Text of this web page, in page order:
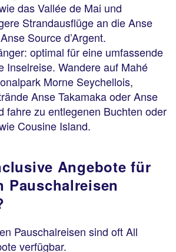
das Vallée de Mai und
Strandausflüge an die Anse
Source d’Argent.
optimal für eine umfassende
Inselreise. Wandere auf Mahé
Morne Seychellois,
Anse Takamaka oder Anse
fahre zu entlegenen Buchten oder
Cousine Island.
Angebote für
Pauschalreisen
Pauschalreisen sind oft All
verfügbar.